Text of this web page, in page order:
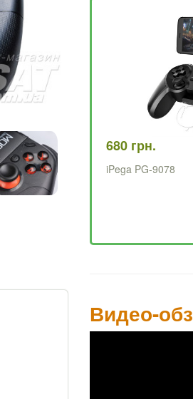
680 грн.
iPega PG-9078
Видео-